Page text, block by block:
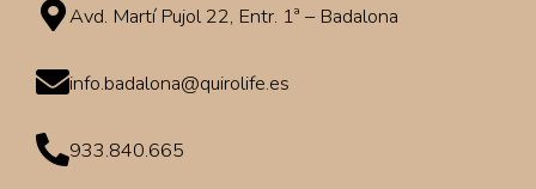
Avd. Martí Pujol 22, Entr. 1ª – Badalona
info.badalona@quirolife.es
933.840.665